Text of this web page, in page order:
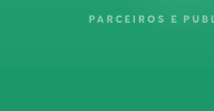
PARCEIROS E